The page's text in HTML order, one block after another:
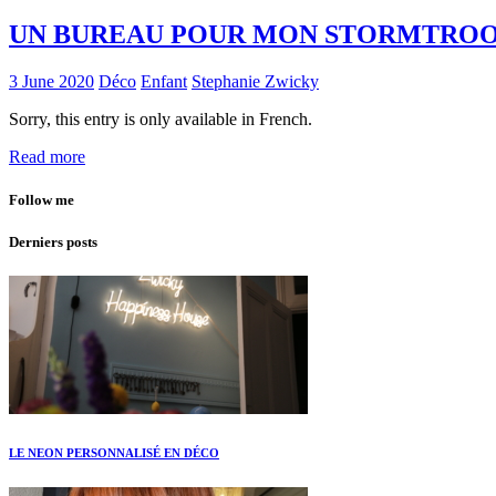
UN BUREAU POUR MON
3 June 2020 Déco Enfant Stephanie Zwicky
Sorry, this entry is only available in French.
Read more
Follow me
Derniers posts
LE NEON PERSONNALISÉ EN DÉCO